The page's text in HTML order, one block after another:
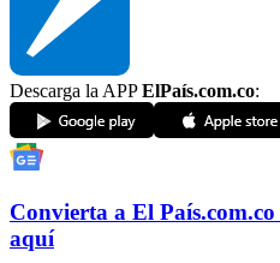
Descarga la APPElPaís.com.co:
Convierta a El País.com.co
aquí